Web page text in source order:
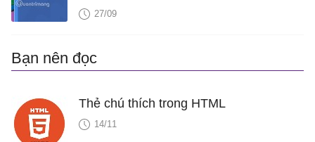
27/09
Bạn nên đọc
Thẻ chú thích trong HTML
14/11